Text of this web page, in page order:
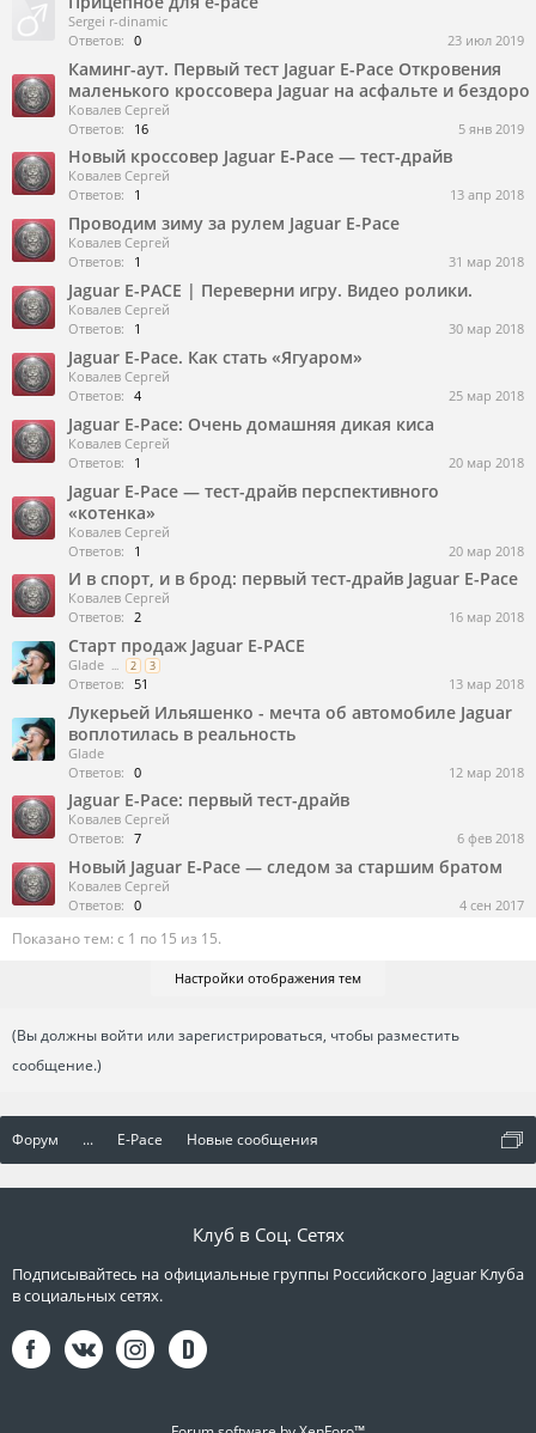
Sergei r-dinamic
Ответов: 0 23 июл 2019
Каминг-аут. Первый тест Jaguar E-Pace Откровения
маленького кроссовера Jaguar на асфальте и бездоро
Ковалев Сергей
Ответов:
16 5 янв 2019
Новый кроссовер Jaguar E‑Pace — тест-драйв
Ковалев Сергей
Ответов:
1 13 апр 2018
Проводим зиму за рулем Jaguar E-Pace
Ковалев Сергей
Ответов:
1 31 мар 2018
Jaguar E-PACE | Переверни игру. Видео ролики.
Ковалев Сергей
Ответов:
1 30 мар 2018
Jaguar E-Pace. Как стать «Ягуаром»
Ковалев Сергей
Ответов: 4 25 мар 2018
Jaguar E-Pace: Очень домашняя дикая киса
Ковалев Сергей
Ответов:
1 20 мар 2018
Jaguar E-Pace — тест-драйв перспективного
«котенка»
Ковалев Сергей
Ответов:
1 20 мар 2018
И в спорт, и в брод: первый тест-драйв Jaguar E-Pace
Ковалев Сергей
Ответов: 2 16 мар 2018
Старт продаж Jaguar E-PACE
Glade ... 2 3
Ответов: 51 13 мар 2018
Лукерьей Ильяшенко - мечта об автомобиле Jaguar
воплотилась в реальность
Glade
Ответов: 0 12 мар 2018
Jaguar E-Pace: первый тест-драйв
Ковалев Сергей
Ответов: 7 6 фев 2018
Новый Jaguar E‑Pace — следом за старшим братом
Ковалев Сергей
Ответов: 0 4 сен 2017
Показано тем: с 1 по 15 из 15.
Настройки отображения тем
(Вы должны войти или зарегистрироваться, чтобы разместить
сообщение.)
Форум ... E-Pace Новые сообщения
Клуб в Соц. Сетях
Подписывайтесь на официальные группы Российского Jaguar Клуба
в социальных сетях.